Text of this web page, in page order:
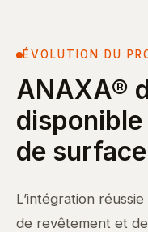
ÉVOLUTION DU
ANAXA®
de surface
L’intégration
de revêtement et